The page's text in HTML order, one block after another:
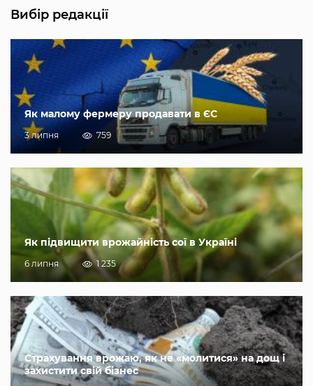
Вибір редакції
Як малому фермеру продавати в ЄС
3 липня 759
Як підвищити врожайність сої в Україні
6 липня 1 235
Страхування врожаю, як не «молитися» на дощ і
захистити свій бізнес